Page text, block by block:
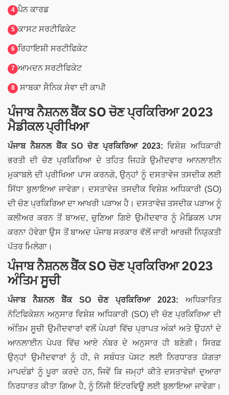
ਪੈਨ ਕਾਰਡ
ਕਾਸਟ ਸਰਟੀਫਿਕੇਟ
ਰਿਹਾਇਸ਼ੀ ਸਰਟੀਫਿਕੇਟ
ਆਮਦਨ ਸਰਟੀਫਿਕੇਟ
ਸਾਬਕਾ ਸੈਨਿਕ ਸੇਵਾ ਦੀ ਕਾਪੀ
ਪੰਜਾਬ ਨੈਸ਼ਨਲ ਬੈਂਕ SO ਚੋਣ ਪ੍ਰਕਿਰਿਆ 2023
ਮੈਡੀਕਲ ਪ੍ਰੀਖਿਆ
ਪੰਜਾਬ ਨੈਸ਼ਨਲ ਬੈਂਕSO ਚੋਣ ਪ੍ਰਕਿਰਿਆ 2023: ਵਿਸ਼ੇਸ਼ ਅਧਿਕਾਰੀ
ਭਰਤੀ ਦੀ ਚੋਣ ਪ੍ਰਕਿਰਿਆ ਦੇ ਤਹਿਤ ਜਿਹੜੇ ਉਮੀਦਵਾਰ ਆਨਲਾਈਨ
ਮੁਕਾਬਲੇ ਦੀ ਪ੍ਰੀਖਿਆ ਪਾਸ ਕਰਨਗੇ, ਉਨ੍ਹਾਂ ਨੂੰ ਦਸਤਾਵੇਜ ਤਸਦੀਕ ਲਈ
ਸਿੱਧਾ ਬੁਲਾਇਆ ਜਾਵੇਗਾ। ਦਸਤਾਵੇਜ਼ ਤਸਦੀਕ ਵਿਸ਼ੇਸ਼ ਅਧਿਕਾਰੀ (SO)
ਦੀ ਚੋਣ ਪ੍ਰਕਿਰਿਆ ਦਾ ਆਖਰੀ ਪੜਾਅ ਹੈ। ਦਸਤਾਵੇਜ਼ ਤਸਦੀਕ ਪੜਾਅ ਨੂੰ
ਕਲੀਅਰ ਕਰਨ ਤੋਂ ਬਾਅਦ, ਚੁਣਿਆ ਗਿਏ ਉਮੀਦਵਾਰ ਨੂੰ ਮੈਡਿਕਲ ਪਾਸ
ਕਰਨਾ ਹੋਵੇਗਾ ਉਸ ਤੋਂ ਬਾਅਦ ਪੰਜਾਬ ਸਰਕਾਰ ਵੱਲੋਂ ਜਾਰੀ ਆਰਜ਼ੀ ਨਿਯੁਕਤੀ
ਪੱਤਰ ਮਿਲੇਗਾ।
ਪੰਜਾਬ ਨੈਸ਼ਨਲ ਬੈਂਕ SO ਚੋਣ ਪ੍ਰਕਿਰਿਆ 2023
ਅੰਤਿਮ ਸੂਚੀ
ਪੰਜਾਬ ਨੈਸ਼ਨਲ ਬੈਂਕ SO ਚੋਣ ਪ੍ਰਕਿਰਿਆ 2023: ਅਧਿਕਾਰਿਤ
ਨੋਟਿਫਿਕੇਸ਼ਨ ਅਨੁਸਾਰ ਵਿਸ਼ੇਸ਼ ਅਧਿਕਾਰੀ (SO) ਦੀ ਚੋਣ ਪ੍ਰਕਿਰਿਆ ਦੀ
ਅੰਤਿਮ ਸੂਚੀ ਉਮੀਦਵਾਰਾਂ ਵਲੋਂ ਪੇਪਰਾਂ ਵਿੱਚ ਪ੍ਰਾਪਤ ਅੰਕਾਂ ਅਤੇ ਉਹਨਾਂ ਦੇ
ਆਨਲਾਈਨ ਪੇਪਰ ਵਿੱਚ ਆਏ ਨੰਬਰ ਦੇ ਅਨੁਸਾਰ ਹੀ ਬਣੇਗੀ। ਸਿਰਫ਼
ਉਨ੍ਹਾਂ ਉਮੀਦਵਾਰਾਂ ਨੂੰ ਹੀ, ਜੋ ਸਬੰਧਤ ਪੋਸਟ ਲਈ ਨਿਰਧਾਰਤ ਯੋਗਤਾ
ਮਾਪਦੰਡਾਂ ਨੂੰ ਪੂਰਾ ਕਰਦੇ ਹਨ, ਜਿਵੇਂ ਕਿ ਜਮ੍ਹਾਂ ਕੀਤੇ ਦਸਤਾਵੇਜ਼ਾਂ ਦੁਆਰਾ
ਨਿਰਧਾਰਤ ਕੀਤਾ ਗਿਆ ਹੈ, ਨੂੰ ਨਿੱਜੀ ਇੰਟਰਵਿਊ ਲਈ ਬੁਲਾਇਆ ਜਾਵੇਗਾ।